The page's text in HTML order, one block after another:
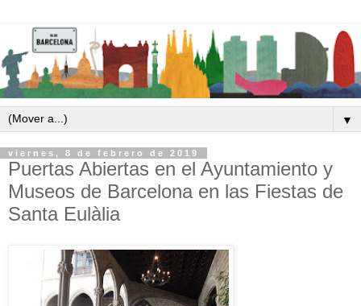
▼
viernes, 8 de febrero de 2019
Puertas Abiertas en el Ayuntamiento y
Museos de Barcelona en las Fiestas de
Santa Eulàlia